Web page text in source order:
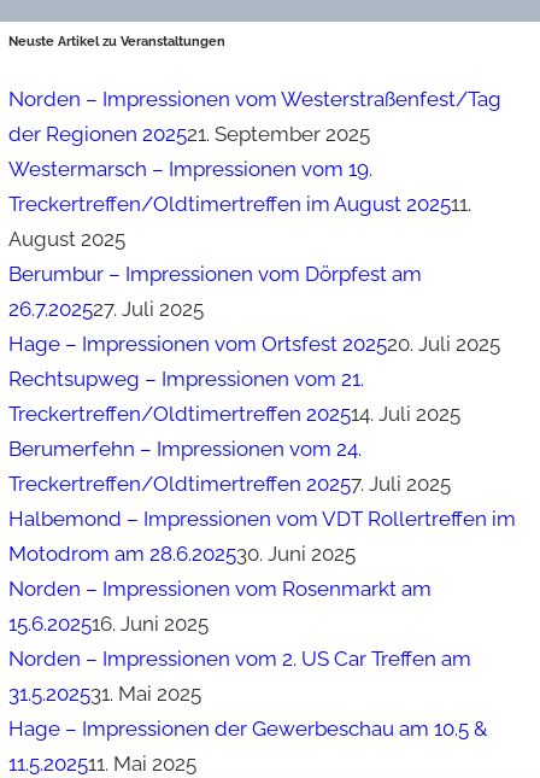
Neuste Artikel zu Veranstaltungen
Norden – Impressionen vom Westerstraßenfest/Tag
der Regionen 202521. September 2025
Westermarsch – Impressionen vom 19.
Treckertreffen/Oldtimertreffen im August 202511.
August 2025
Berumbur – Impressionen vom Dörpfest am
26.7.202527. Juli 2025
Hage – Impressionen vom Ortsfest 202520. Juli 2025
Rechtsupweg – Impressionen vom 21.
Treckertreffen/Oldtimertreffen 202514. Juli 2025
Berumerfehn – Impressionen vom 24.
Treckertreffen/Oldtimertreffen 20257. Juli 2025
Halbemond – Impressionen vom VDT Rollertreffen im
Motodrom am 28.6.202530. Juni 2025
Norden – Impressionen vom Rosenmarkt am
15.6.202516. Juni 2025
Norden – Impressionen vom 2. US Car Treffen am
31.5.202531. Mai 2025
Hage – Impressionen der Gewerbeschau am 10.5 &
11.5.202511. Mai 2025